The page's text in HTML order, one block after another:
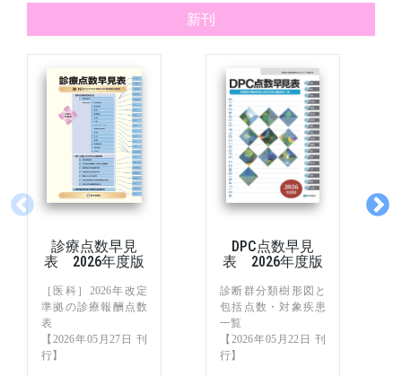
新刊
診療点数早見
表 2026年度版
［医科］2026年改定
準拠の診療報酬点数
表
【2026年05月27日 刊
行】
DPC点数早見
表 2026年度版
診断群分類樹形図と
包括点数・対象疾患
一覧
【2026年05月22日 刊
行】